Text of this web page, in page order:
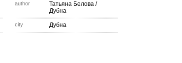
author Татьяна Белова /
Дубна
city Дубна